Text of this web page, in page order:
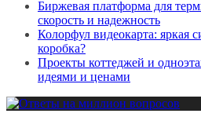
Биржевая платформа для
скорость и надежность
Колорфул видеокарта: яркая
коробка?
Проекты коттеджей и
идеями и ценами